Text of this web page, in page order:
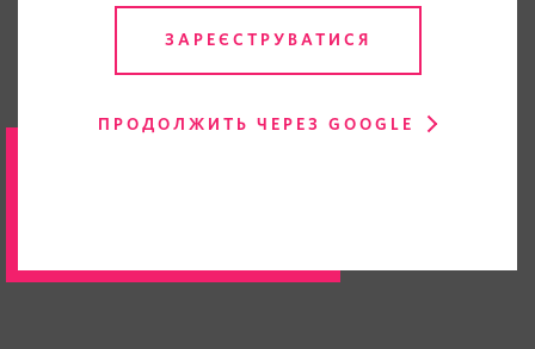
ЗАРЕЄСТРУВАТИСЯ
ПРОДОЛЖИТЬ ЧЕРЕЗ GOOGLE